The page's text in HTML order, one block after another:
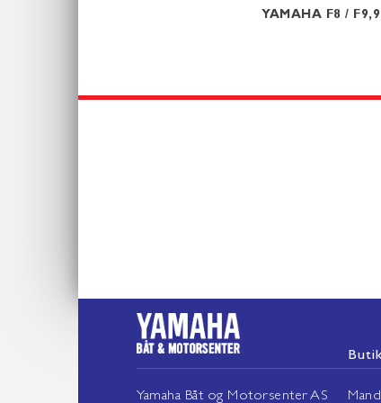
YAMAHA F8 / F9,9
Yamaha Båt og Motorsenter AS